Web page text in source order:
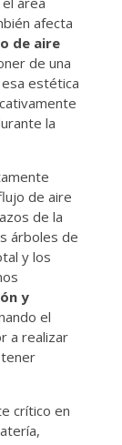
afecta
de aire
de una
estética
la
de aire
de la
árboles de
y los
y
el
a realizar
crítico en